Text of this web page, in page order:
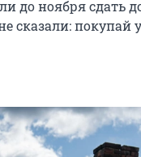
до ноября сдать
сказали: покупай